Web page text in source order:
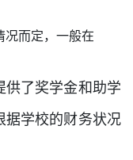
况而定，一般在
供了奖学金和助学
据学校的财务状况